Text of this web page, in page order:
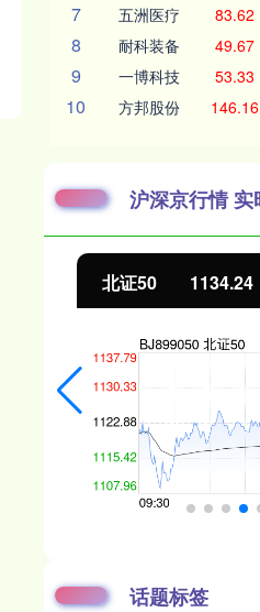
7 五洲医疗 83.62
8 耐科装备 49.67
9 一博科技 53.33
10 方邦股份 146.16
沪深京行情 实
北证50 1134.24
话题标签